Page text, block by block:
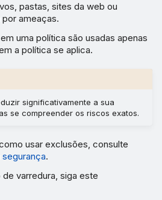
pastas, sites da web ou
ameaças.
uma política são usadas apenas
a política se aplica.
significativamente a sua
se compreender os riscos exatos.
usar exclusões, consulte
.
varredura, siga este